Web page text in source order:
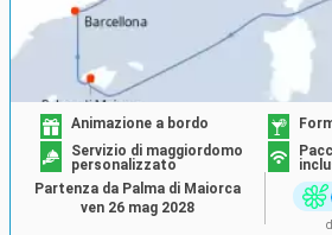
Animazione a bordo
Servizio di maggiordomo
personalizzato
Partenza da Palma di Maiorca
ven 26 mag 2028